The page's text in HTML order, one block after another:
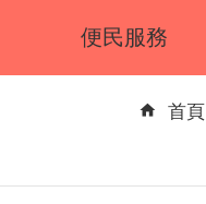
便民服務
首頁